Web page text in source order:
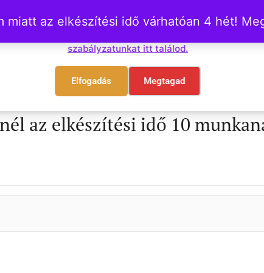
miatt az elkészítési idő várhatóan 4 hét!
szabályzatunkat itt találod.
Elfogadás Megtagad
Főoldal Összes termék
az elkészítési idő 10